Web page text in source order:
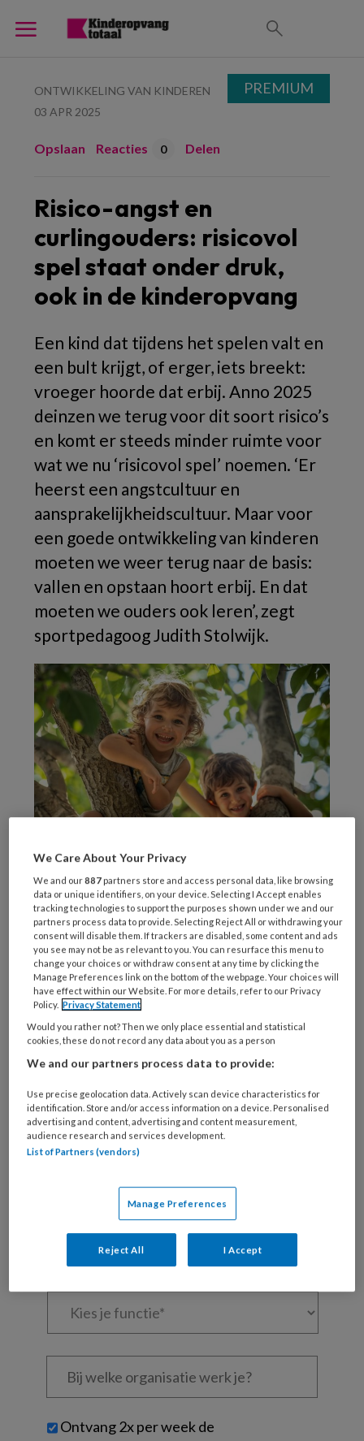
ONTWIKKELING VAN KINDEREN
03 APR 2025
Opslaan Reacties 0 Delen
Risico-angst en
curlingouders: risicovol
spel staat onder druk,
ook in de kinderopvang
Een kind dat tijdens het spelen valt en
een bult krijgt, of erger, iets breekt:
vroeger hoorde dat erbij. Anno 2025
deinzen we terug voor dit soort risico’s
en komt er steeds minder ruimte voor
wat we nu ‘risicovol spel’ noemen. ‘Er
heerst een angstcultuur en
aansprakelijkheidscultuur. Maar voor
een goede ontwikkeling van kinderen
moeten we weer terug naar de basis:
vallen en opstaan hoort erbij. En dat
moeten we ouders ook leren’, zegt
sportpedagoog Judith Stolwijk.
Vroeger
REGISTREREN
Wil je dit artikel lezen?
Maak gratis een account aan en lees 2
artikelen gratis per maand
Al een account of abonnement?Log dan in
Wat
mailadres?
wachtwoord* *
Kies
Bij
welke
je?
Untitled
Ontvang 2x per week de
PREMIUM
We Care About Your Privacy
We and our887 partners store and access personal data, like browsing
data or unique identifiers, on your device. Selecting I Accept enables
tracking technologies to support the purposes shown under we and our
partners process data to provide. Selecting Reject All or withdrawing your
consent will disable them. If trackers are disabled, some content and ads
you see may not be as relevant to you. You can resurface this menu to
change your choices or withdraw consent at any time by clicking the
Manage Preferences link on the bottom of the webpage. Your choices will
have effect within our Website. For more details, refer to our Privacy
Policy. Privacy Statement
Would you rather not? Then we only place essential and statistical
cookies, these do not record any data about you as a person
We and our partners process data to provide:
Use precise geolocation data. Actively scan device characteristics for
identification. Store and/or access information on a device. Personalised
advertising and content, advertising and content measurement,
audience research and services development.
List of Partners (vendors)
Manage Preferences
Reject All I Accept